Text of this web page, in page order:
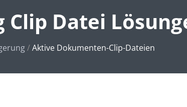
Clip Datei
/Aktive Dokumenten-Clip-Dateien